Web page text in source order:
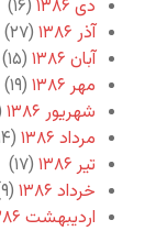
دی ۱۳۸۶
(۱۶)
آذر ۱۳۸۶
(۲۷)
آبان ۱۳۸۶
(۱۵)
مهر ۱۳۸۶
(۱۹)
شهریور ۱۳۸۶
مرداد ۱۳۸۶
(۱۴)
تیر ۱۳۸۶
(۱۷)
خرداد ۱۳۸۶
(۹)
اردیبهشت ۱۳۸۶